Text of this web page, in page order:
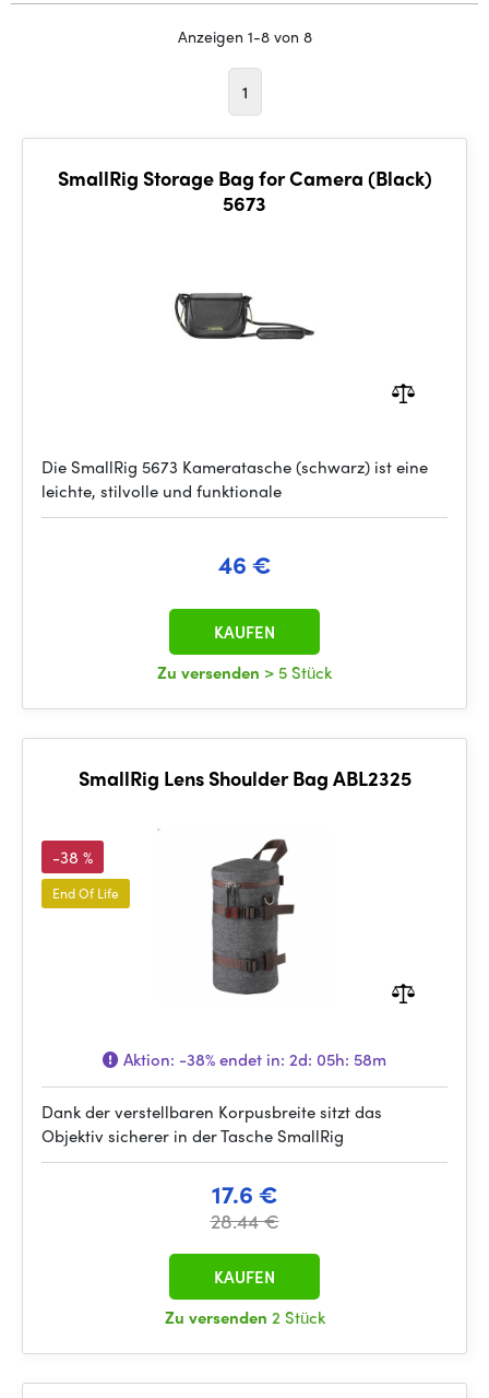
Anzeigen 1-8 von 8
1
SmallRig Storage Bag for Camera (Black)
5673
Die SmallRig 5673 Kameratasche (schwarz) ist eine
leichte, stilvolle und funktionale
46 €
Zu versenden > 5 Stück
KAUFEN
SmallRig Lens Shoulder Bag ABL2325
-38 %
End Of Life
Aktion: -38%endet in: 2d: 05h: 58m
Dank der verstellbaren Korpusbreite sitzt das
Objektiv sicherer in der Tasche SmallRig
17.6 €
28.44 €
Zu versenden 2 Stück
KAUFEN